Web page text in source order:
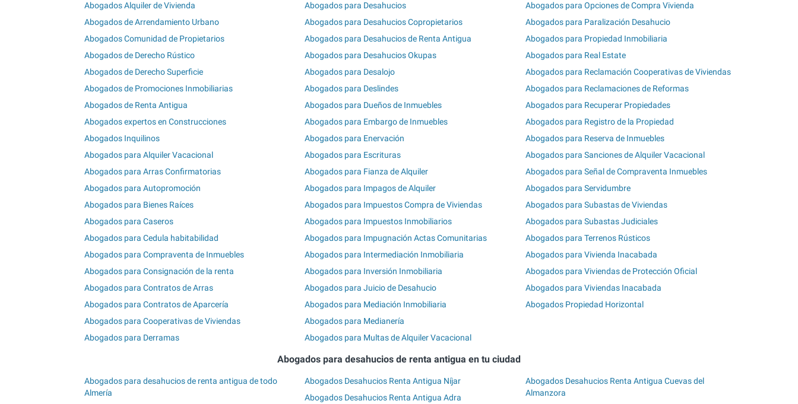
Abogados Alquiler de Vivienda
Abogados de Arrendamiento Urbano
Abogados Comunidad de Propietarios
Abogados de Derecho Rústico
Abogados de Derecho Superficie
Abogados de Promociones Inmobiliarias
Abogados de Renta Antigua
Abogados expertos en Construcciones
Abogados Inquilinos
Abogados para Alquiler Vacacional
Abogados para Arras Confirmatorias
Abogados para Autopromoción
Abogados para Bienes Raíces
Abogados para Caseros
Abogados para Cedula habitabilidad
Abogados para Compraventa de Inmuebles
Abogados para Consignación de la renta
Abogados para Contratos de Arras
Abogados para Contratos de Aparcería
Abogados para Cooperativas de Viviendas
Abogados para Derramas
Abogados para Desahucios
Abogados para Desahucios Copropietarios
Abogados para Desahucios de Renta Antigua
Abogados para Desahucios Okupas
Abogados para Desalojo
Abogados para Deslindes
Abogados para Dueños de Inmuebles
Abogados para Embargo de Inmuebles
Abogados para Enervación
Abogados para Escrituras
Abogados para Fianza de Alquiler
Abogados para Impagos de Alquiler
Abogados para Impuestos Compra de Viviendas
Abogados para Impuestos Inmobiliarios
Abogados para Impugnación Actas Comunitarias
Abogados para Intermediación Inmobiliaria
Abogados para Inversión Inmobiliaria
Abogados para Juicio de Desahucio
Abogados para Mediación Inmobiliaria
Abogados para Medianería
Abogados para Multas de Alquiler Vacacional
Abogados para Opciones de Compra Vivienda
Abogados para Paralización Desahucio
Abogados para Propiedad Inmobiliaria
Abogados para Real Estate
Abogados para Reclamación Cooperativas de Viviendas
Abogados para Reclamaciones de Reformas
Abogados para Recuperar Propiedades
Abogados para Registro de la Propiedad
Abogados para Reserva de Inmuebles
Abogados para Sanciones de Alquiler Vacacional
Abogados para Señal de Compraventa Inmuebles
Abogados para Servidumbre
Abogados para Subastas de Viviendas
Abogados para Subastas Judiciales
Abogados para Terrenos Rústicos
Abogados para Vivienda Inacabada
Abogados para Viviendas de Protección Oficial
Abogados para Viviendas Inacabada
Abogados Propiedad Horizontal
Abogados para desahucios de renta antigua en tu ciudad
Abogados para desahucios de renta antigua de todo
Almería
Abogados Desahucios Renta Antigua Níjar
Abogados Desahucios Renta Antigua Adra
Abogados Desahucios Renta Antigua Cuevas del
Almanzora